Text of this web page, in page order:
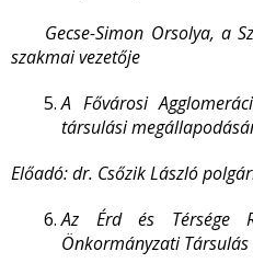
Gecse-Simon Orsolya, a
szakmai vezetője
A Fővárosi
társulási
Előadó: dr. Csőzik László
Az Érd és Térsége
Önkormányzati Társulás